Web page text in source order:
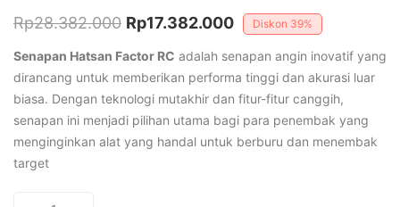
Rp28.382.000 Original
price
was:
Rp28.382.000.
Rp17.382.000Current
price
is:
Rp17.382.000.
Diskon 39%
Senapan Hatsan Factor RC adalah senapan angin inovatif yang
dirancang untuk memberikan performa tinggi dan akurasi luar
biasa. Dengan teknologi mutakhir dan fitur-fitur canggih,
senapan ini menjadi pilihan utama bagi para penembak yang
menginginkan alat yang handal untuk berburu dan menembak
target